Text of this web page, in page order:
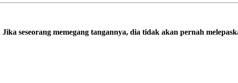
seseorang memegang tangannya, dia tidak akan pernah